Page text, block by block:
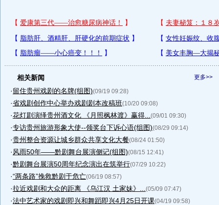
更多>>
相关新闻
·留住贵州戏剧的名牌(组图)(09/19 09:28)
·省戏剧创作中心举办戏剧剧本改稿班(10/20 09:08)
·花灯剧演绎贵州酒文化 《月照枫林渡》赢得... (09/01 09:30)
·专访贵州旅游形象大使--领奖台下诉心语(组图)(08/29 09:14)
·贵州整合资源让城乡群众共享文化大餐(08/24 01:50)
· 风雨50年——黔剧舞台展演侧记(组图)(08/15 12:41)
·黔剧舞台展演50周年纪念演出在筑举行(07/29 10:22)
·“两条路”挽救黔剧于危亡(06/19 08:57)
·拉近戏剧和大众的距离 《乌江汉 土家妹》... (05/09 07:47)
·法中艺术家的戏剧即兴和舞蹈即兴4月25日开课(04/19 09:58)